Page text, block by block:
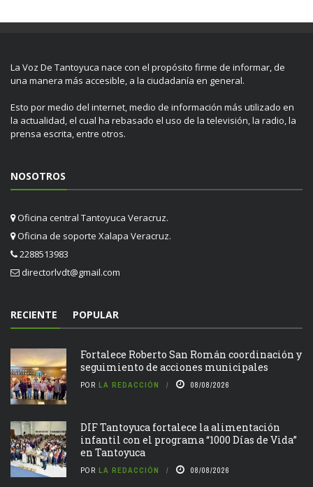
La Voz De Tantoyuca nace con el propósito firme de informar, de
una manera más accesible, a la ciudadanía en general.
Esto por medio del internet, medio de información más utilizado en
la actualidad, el cual ha rebasado el uso de la televisión, la radio, la
prensa escrita, entre otros.
NOSOTROS
Oficina central Tantoyuca Veracruz.
Oficina de soporte Xalapa Veracruz.
2288513983
directorlvdt@gmail.com
RECIENTE POPULAR
Fortalece Roberto San Román coordinación y
seguimiento de acciones municipales
POR LA REDACCIÓN 08/08/2026
DIF Tantoyuca fortalece la alimentación
infantil con el programa “1000 Días de Vida”
en Tantoyuca
POR LA REDACCIÓN 08/08/2026